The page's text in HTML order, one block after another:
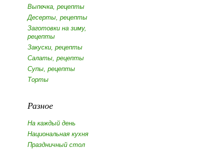
Выпечка, рецепты
Десерты, рецепты
Заготовки на зиму,
рецепты
Закуски, рецепты
Салаты, рецепты
Супы, рецепты
Торты
Разное
На каждый день
Национальная кухня
Праздничный стол